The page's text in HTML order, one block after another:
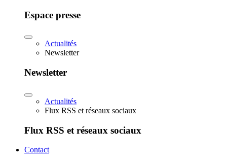
Espace presse
Actualités
Newsletter
Newsletter
Actualités
Flux RSS et réseaux sociaux
Flux RSS et réseaux sociaux
Contact